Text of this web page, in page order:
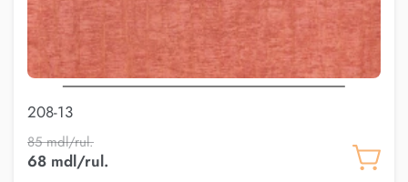
208-13
85 mdl/rul.
68 mdl/rul.